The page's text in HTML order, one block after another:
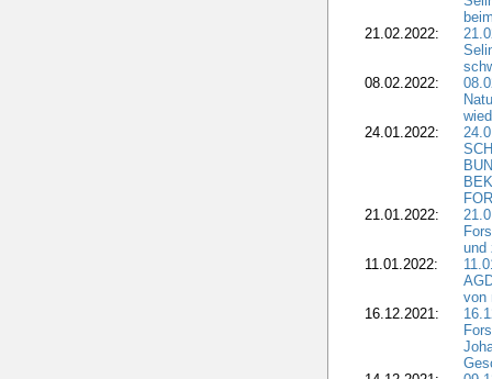
21.02.2022:
08.02.2022:
24.01.2022:
21.01.2022:
und
11.01.2022:
von
16.12.2021: